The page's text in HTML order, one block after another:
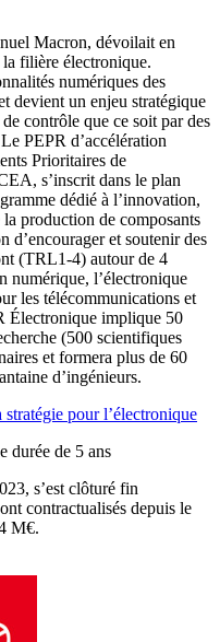
Macron, dévoilait en
filière électronique.
numériques des
devient un enjeu stratégique
contrôle que ce soit par des
PEPR d’accélération
Prioritaires de
s’inscrit dans le plan
dédié à l’innovation,
production de composants
d’encourager et soutenir des
(TRL1-4) autour de 4
numérique, l’électronique
les télécommunications et
Électronique implique 50
(500 scientifiques
et formera plus de 60
d’ingénieurs.
pour l’électronique
durée de 5 ans
s’est clôturé fin
contractualisés depuis le
M€.